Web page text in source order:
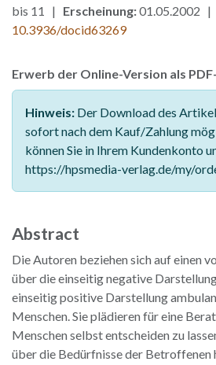
bis 11 | Erscheinung:01.05.2002 |
10.3936/docid63269
Erwerb der Online-Version als
Hinweis: Der Download des
sofort nach dem Kauf/Zahlung
können Sie in Ihrem Kundenkonto
https://hpsmedia-verlag.de/my/
Abstract
Die Autoren beziehen sich auf einen
über die einseitig negative
einseitig positive Darstellung
Menschen. Sie plädieren für eine
Menschen selbst entscheiden zu
über die Bedürfnisse der Betroffenen